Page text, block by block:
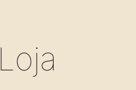
Loja